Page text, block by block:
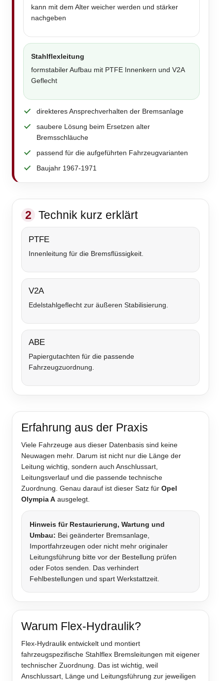
kann mit dem Alter weicher werden und stärker
nachgeben
Stahlflexleitung
formstabiler Aufbau mit PTFE Innenkern und V2A
Geflecht
direkteres Ansprechverhalten der Bremsanlage
saubere Lösung beim Ersetzen alter
Bremsschläuche
passend für die aufgeführten Fahrzeugvarianten
Baujahr 1967-1971
2 Technik kurz erklärt
PTFE
Innenleitung für die Bremsflüssigkeit.
V2A
Edelstahlgeflecht zur äußeren Stabilisierung.
ABE
Papiergutachten für die passende
Fahrzeugzuordnung.
Erfahrung aus der Praxis
Viele Fahrzeuge aus dieser Datenbasis sind keine
Neuwagen mehr. Darum ist nicht nur die Länge der
Leitung wichtig, sondern auch Anschlussart,
Leitungsverlauf und die passende technische
Zuordnung. Genau darauf ist dieser Satz für Opel
Olympia A ausgelegt.
Hinweis für Restaurierung, Wartung und
Umbau: Bei geänderter Bremsanlage,
Importfahrzeugen oder nicht mehr originaler
Leitungsführung bitte vor der Bestellung prüfen
oder Fotos senden. Das verhindert
Fehlbestellungen und spart Werkstattzeit.
Warum Flex-Hydraulik?
Flex-Hydraulik entwickelt und montiert
fahrzeugspezifische Stahlflex Bremsleitungen mit eigener
technischer Zuordnung. Das ist wichtig, weil
Anschlussart, Länge und Leitungsführung zur jeweiligen